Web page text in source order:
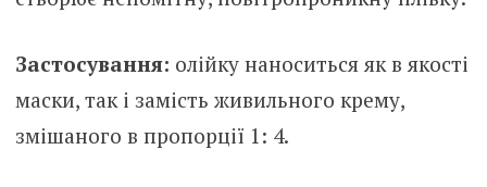
Застосування: олійку наноситься як в якості
маски, так і замість живильного крему,
змішаного в пропорції 1: 4.